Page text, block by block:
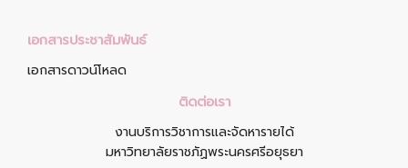
เอกสารประชาสัมพันธ์
เอกสารดาวน์โหลด
ติดต่อเรา
งานบริการวิชาการและจัดหารายได้
มหาวิทยาลัยราชภัฏพระนครศรีอยุธยา